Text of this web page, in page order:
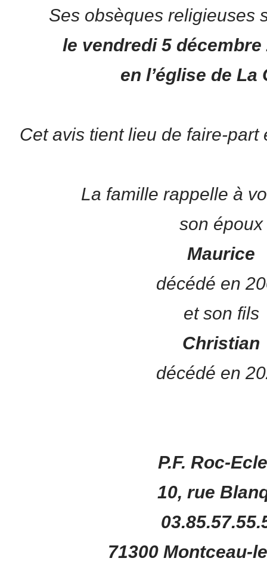
Ses obsèques religieuses
le vendredi 5 décembre
en l’église de La
Cet avis tient lieu de faire-part
La famille rappelle à
son époux
Maurice
décédé en
et son fils
Christian
décédé en
P.F. Roc-
10, rue
71300 Montceau-